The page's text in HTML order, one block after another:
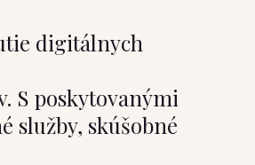
digitálnych
S poskytovanými
služby, skúšobné